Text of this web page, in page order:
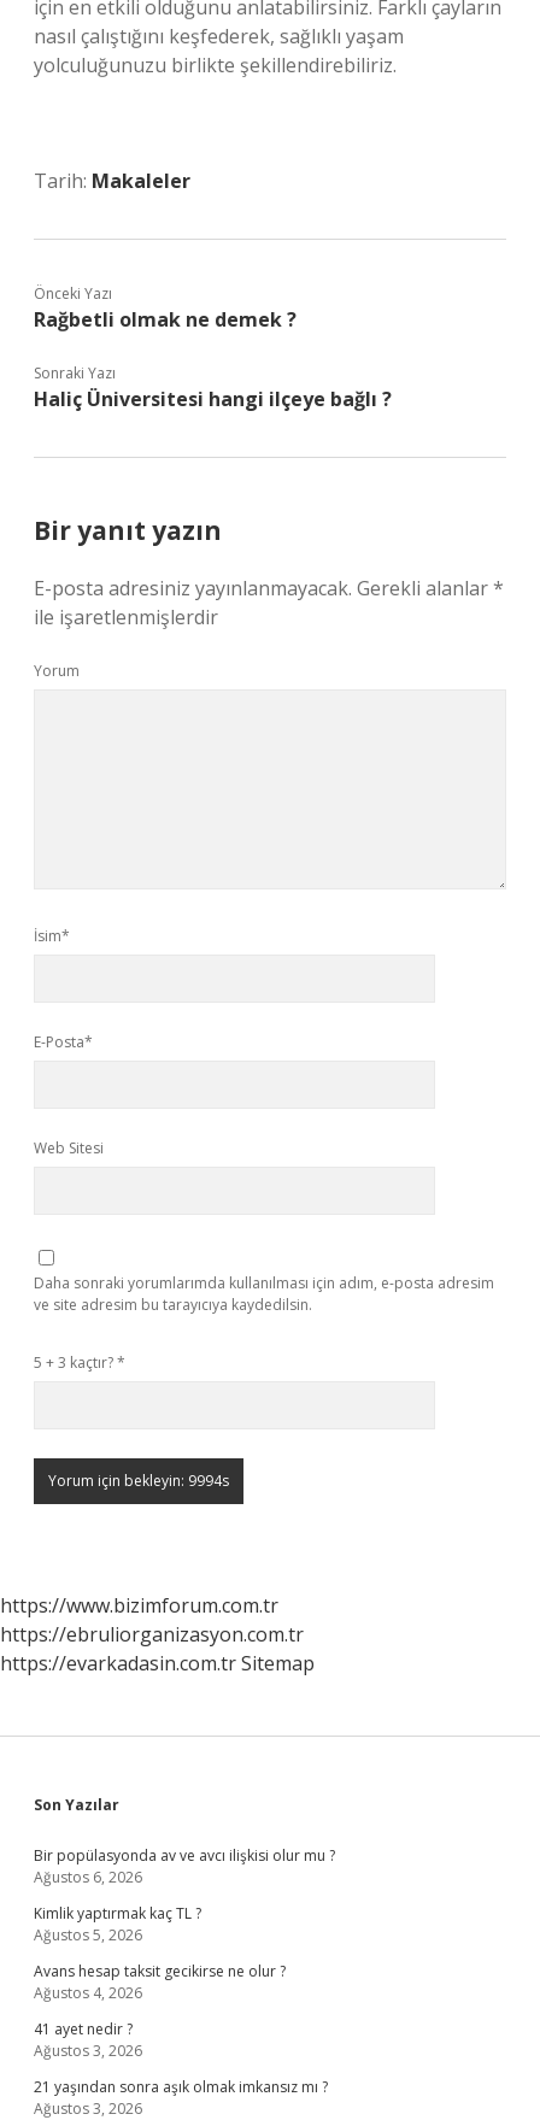
için en etkili olduğunu anlatabilirsiniz. Farklı çayların
nasıl çalıştığını keşfederek, sağlıklı yaşam
yolculuğunuzu birlikte şekillendirebiliriz.
Tarih: Makaleler
Önceki Yazı
Rağbetli olmak ne demek ?
Sonraki Yazı
Haliç Üniversitesi hangi ilçeye bağlı ?
Bir yanıt yazın
E-posta adresiniz yayınlanmayacak. Gerekli alanlar*
ile işaretlenmişlerdir
Yorum
İsim*
E-Posta*
Web Sitesi
Daha sonraki yorumlarımda kullanılması için adım, e-posta adresim
ve site adresim bu tarayıcıya kaydedilsin.
5 + 3 kaçtır?*
https://www.bizimforum.com.tr
https://ebruliorganizasyon.com.tr
https://evarkadasin.com.trSitemap
Sidebar
Son Yazılar
Bir popülasyonda av ve avcı ilişkisi olur mu ?
Ağustos 6, 2026
Kimlik yaptırmak kaç TL ?
Ağustos 5, 2026
Avans hesap taksit gecikirse ne olur ?
Ağustos 4, 2026
41 ayet nedir ?
Ağustos 3, 2026
21 yaşından sonra aşık olmak imkansız mı ?
Ağustos 3, 2026